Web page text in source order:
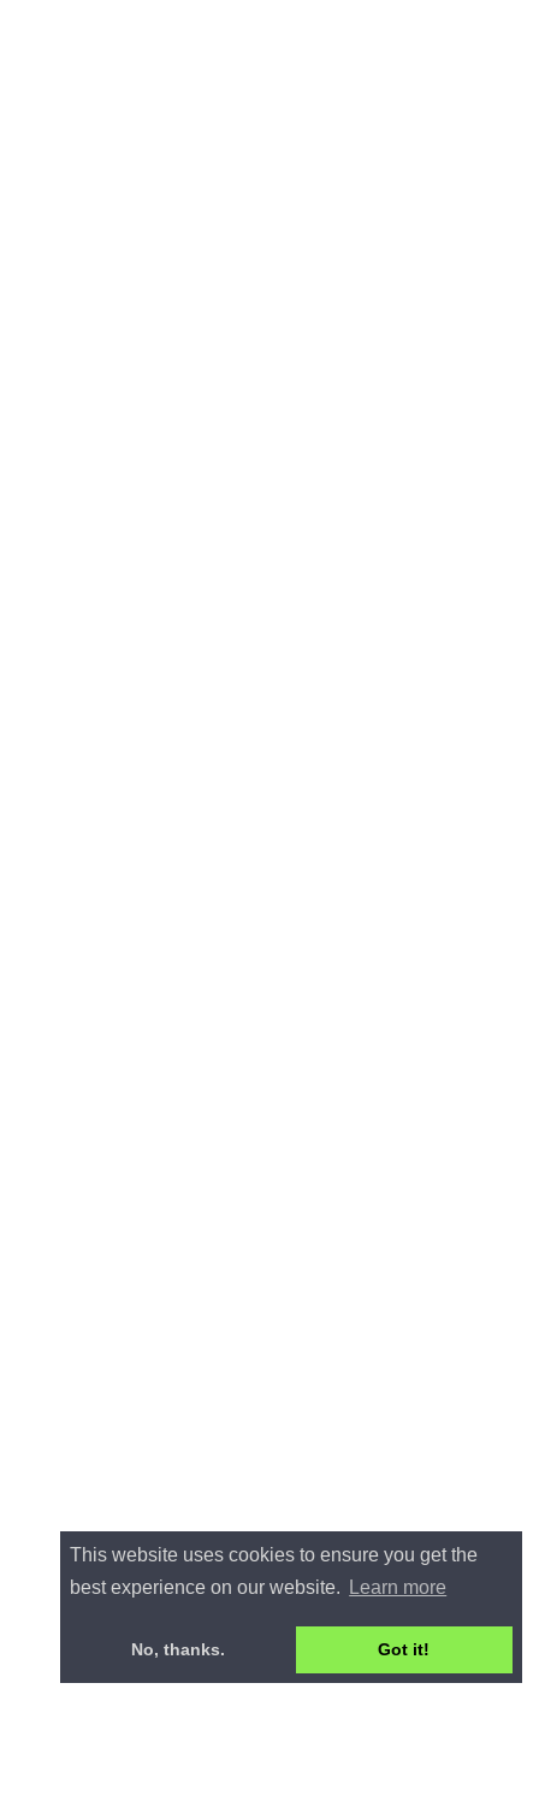
This website uses cookies to ensure you get the
best experience on our website.
Learn more
No, thanks. Got it!